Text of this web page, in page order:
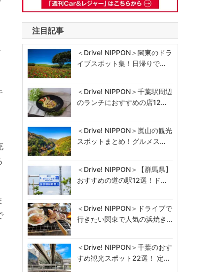
注目記事
＜Drive! NIPPON＞関東のドラ
イブスポット集！日帰りで…
＜Drive! NIPPON＞千葉駅周辺
のランチにおすすめの店12…
＜Drive! NIPPON＞嵐山の観光
スポットまとめ！グルメス…
＜Drive! NIPPON＞【群馬県】
おすすめの道の駅12選！ド…
＜Drive! NIPPON＞ドライブで
行きたい関東で人気の浜焼き…
＜Drive! NIPPON＞千葉のおす
すめ観光スポット22選！ 定…